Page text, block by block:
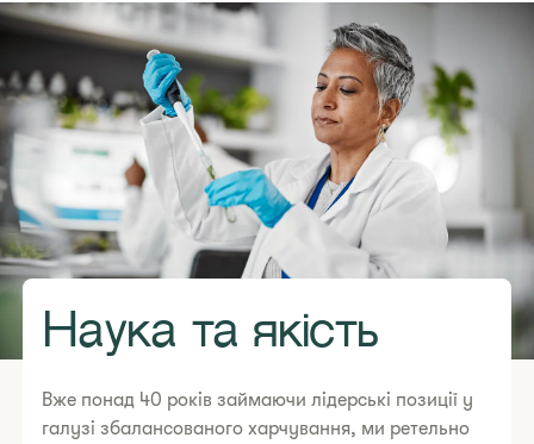
Наука та якість
Вже понад 40 років займаючи лідерські позиції у
галузі збалансованого харчування, ми ретельно